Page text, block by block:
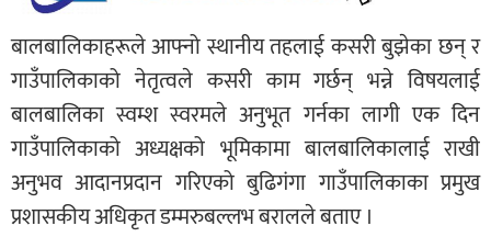
बालबालिकाहरूले आफ्नो स्थानीय तहलाई कसरी बुझेका छन् र
गाउँपालिकाको नेतृत्वले कसरी काम गर्छन् भन्ने विषयलाई
बालबालिका स्वम्श स्वरमले अनुभूत गर्नका लागी एक दिन
गाउँपालिकाको अध्यक्षको भूमिकामा बालबालिकालाई राखी
अनुभव आदानप्रदान गरिएको बुढिगंगा गाउँपालिकाका प्रमुख
प्रशासकीय अधिकृत डम्मरुबल्लभ बरालले बताए ।